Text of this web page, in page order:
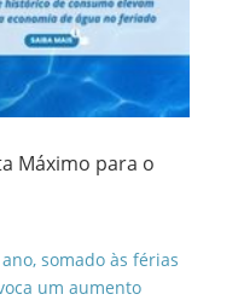
Máximo para o
somado às férias
um aumento